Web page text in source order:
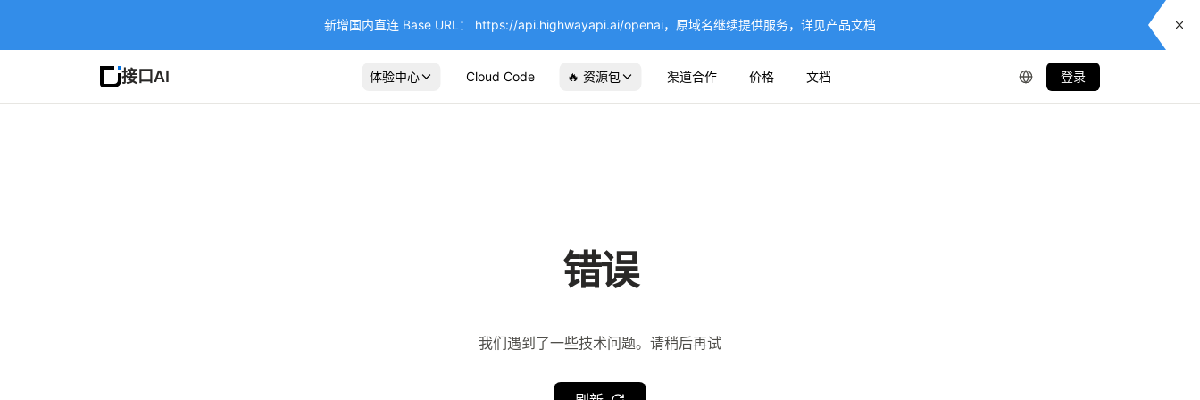
新增国内直连 Base URL： https://api.highwayapi.ai/openai，原域名继续提供服务，详见产品文档
接口AI 体验中心 Cloud Code 🔥 资源包 渠道合作 价格 文档 登录
错误
我们遇到了一些技术问题。请稍后再试